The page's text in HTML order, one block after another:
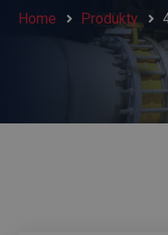
Home Produkty